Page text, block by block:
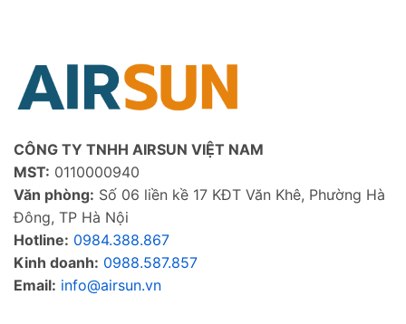
CÔNG TY TNHH AIRSUN VIỆT NAM
MST: 0110000940
Văn phòng: Số 06 liền kề 17 KĐT Văn Khê, Phường Hà
Đông, TP Hà Nội
Hotline: 0984.388.867
Kinh doanh: 0988.587.857
Email: info@airsun.vn